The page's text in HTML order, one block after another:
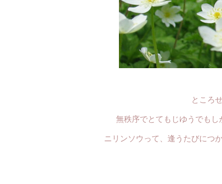
ところ
無秩序でとてもじゆうでも
ニリンソウって、逢うたびにつ